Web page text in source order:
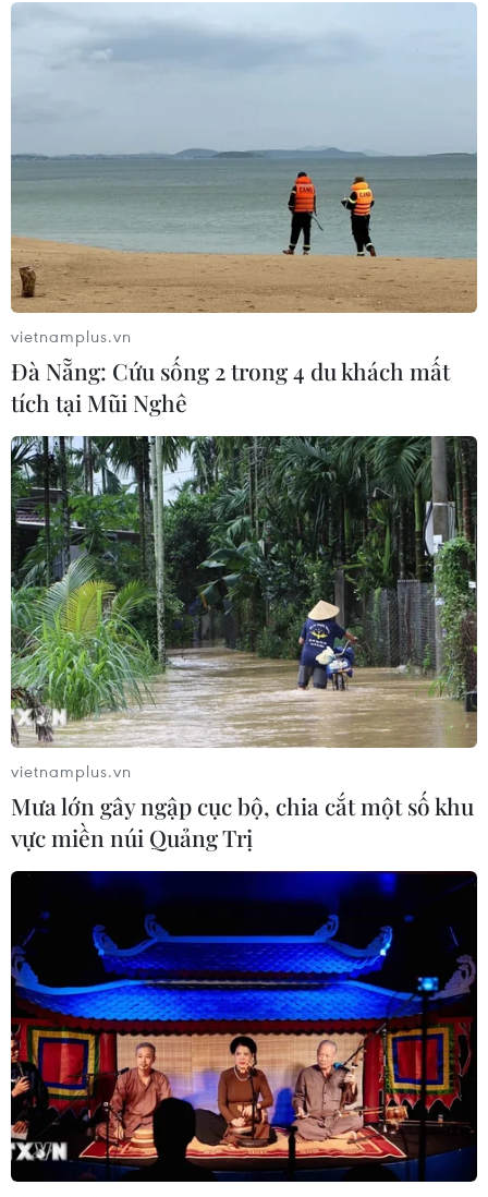
vietnamplus.vn
Đà Nẵng: Cứu sống 2 trong 4 du khách mất
tích tại Mũi Nghê
vietnamplus.vn
Mưa lớn gây ngập cục bộ, chia cắt một số khu
vực miền núi Quảng Trị